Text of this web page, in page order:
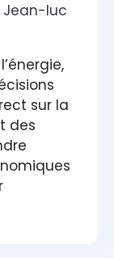
Jean-luc
sur la
des